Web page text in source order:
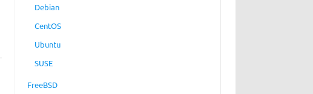
Debian
CentOS
Ubuntu
SUSE
FreeBSD